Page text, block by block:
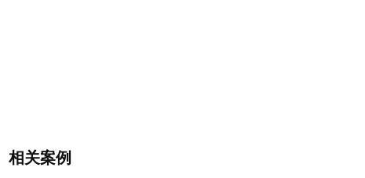
相关案例